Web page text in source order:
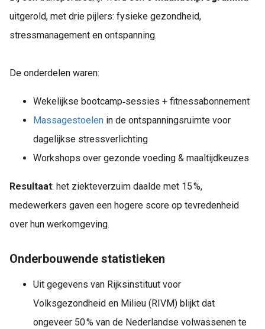
uitgerold, met drie pijlers: fysieke gezondheid,
stressmanagement en ontspanning.
De onderdelen waren:
Wekelijkse bootcamp‑sessies + fitnessabonnement
Massagestoelen in de ontspanningsruimte voor
dagelijkse stressverlichting
Workshops over gezonde voeding & maaltijdkeuzes
Resultaat: het ziekteverzuim daalde met 15 %,
medewerkers gaven een hogere score op tevredenheid
over hun werkomgeving.
Onderbouwende statistieken
Uit gegevens van Rijksinstituut voor
Volksgezondheid en Milieu (RIVM) blijkt dat
ongeveer 50 % van de Nederlandse volwassenen te